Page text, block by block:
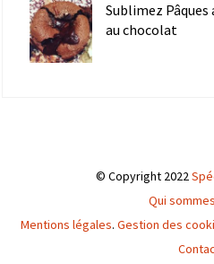
Sublimez
au chocolat
© Copyright 2022
Qui
Mentions légales. Gestion des